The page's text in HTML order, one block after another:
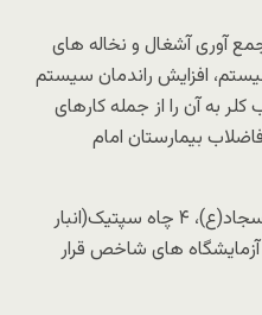
آوری آشغال و نخاله های
افزایش راندمان سیستم
به آن را از جمله کارهای
بیمارستان امام
وی یادآور شد: در بیمارستان امام سجاد(ع)، ۴ چاه سپتیک(انبار
آزمایشگاه های شاخص قرار